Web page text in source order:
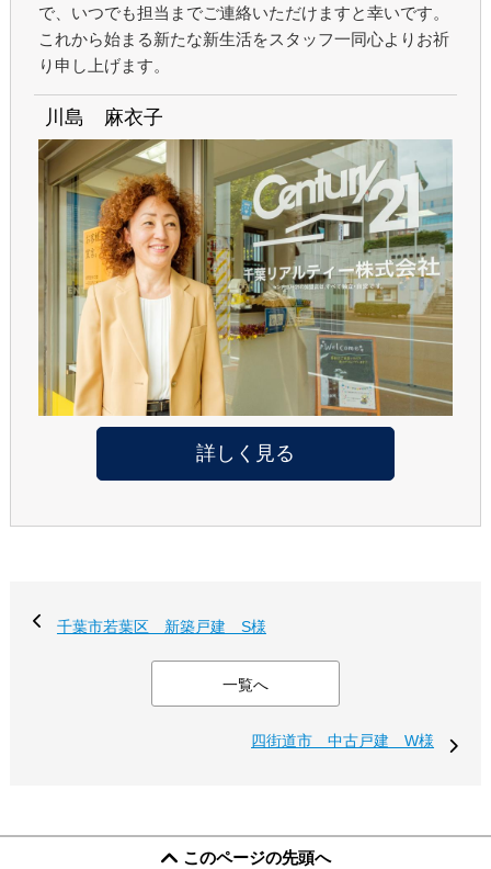
で、いつでも担当までご連絡いただけますと幸いです。
これから始まる新たな新生活をスタッフ一同心よりお祈
り申し上げます。
川島 麻衣子
詳しく見る
千葉市若葉区 新築戸建 S様
一覧へ
四街道市 中古戸建 W様
このページの先頭へ